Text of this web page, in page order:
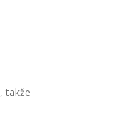
takže